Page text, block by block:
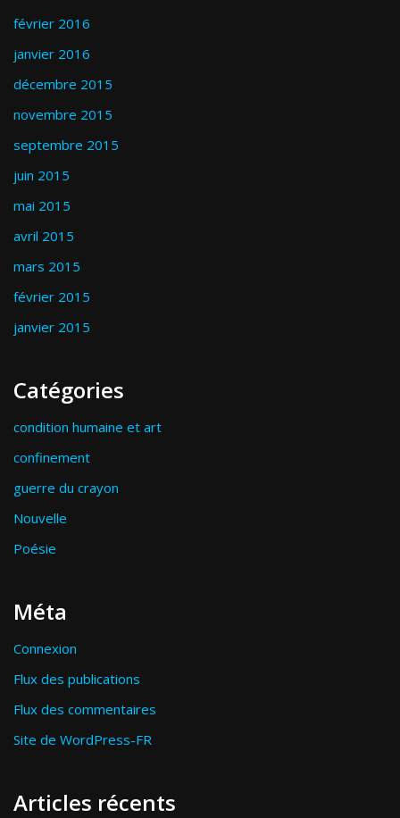
février 2016
janvier 2016
décembre 2015
novembre 2015
septembre 2015
juin 2015
mai 2015
avril 2015
mars 2015
février 2015
janvier 2015
Catégories
condition humaine et art
confinement
guerre du crayon
Nouvelle
Poésie
Méta
Connexion
Flux des publications
Flux des commentaires
Site de WordPress-FR
Articles récents